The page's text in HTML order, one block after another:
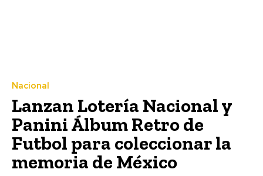
Nacional
Lanzan Lotería Nacional y
Panini Álbum Retro de
Futbol para coleccionar la
memoria de México